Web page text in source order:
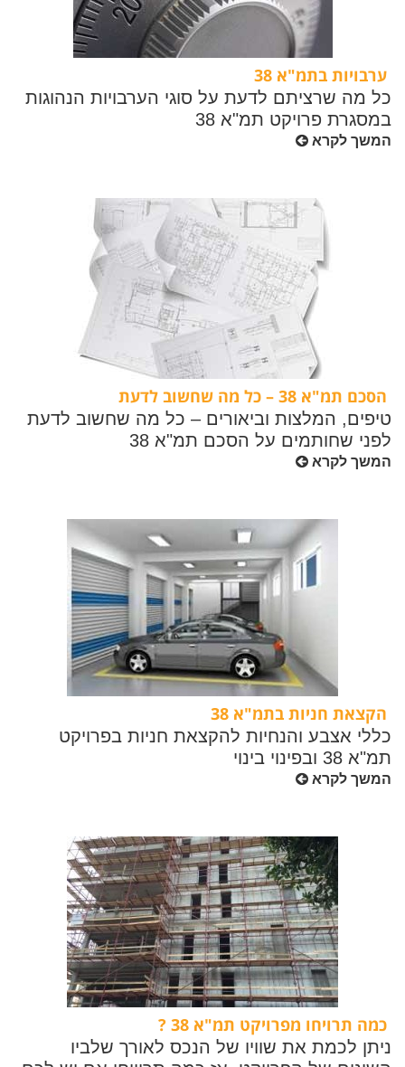
ערבויות בתמ"א 38
כל מה שרציתם לדעת על סוגי הערבויות הנהוגות
במסגרת פרויקט תמ"א 38
המשך לקרא
הסכם תמ"א 38 – כל מה שחשוב לדעת
טיפים, המלצות וביאורים – כל מה שחשוב לדעת
לפני שחותמים על הסכם תמ"א 38
המשך לקרא
הקצאת חניות בתמ"א 38
כללי אצבע והנחיות להקצאת חניות בפרויקט
תמ"א 38 ובפינוי בינוי
המשך לקרא
כמה תרויחו מפרויקט תמ"א 38 ?
ניתן לכמת את שוויו של הנכס לאורך שלביו